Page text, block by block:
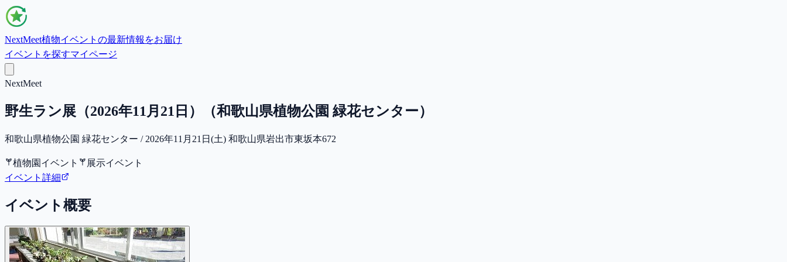
NextMeet植物イベントの最新情報をお届け
イベントを探すマイページ
NextMeet
野生ラン展（2026年11月21日）（和歌山県植物公園 緑花センター）
和歌山県植物公園 緑花センター / 2026年11月21日(土) 和歌山県岩出市東坂本672
植物園イベント
展示イベント
イベント詳細
イベント概要